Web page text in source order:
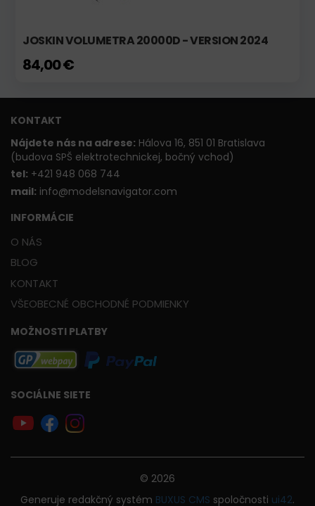
JOSKIN VOLUMETRA 20000D - VERSION 2024
84,00 €
KONTAKT
Nájdete nás na adrese: Hálova 16, 851 01 Bratislava
(budova SPŠ elektrotechnickej, bočný vchod)
tel: +421 948 068 744
mail: info@modelsnavigator.com
INFORMÁCIE
O NÁS
BLOG
KONTAKT
VŠEOBECNÉ OBCHODNÉ PODMIENKY
MOŽNOSTI PLATBY
SOCIÁLNE SIETE
© 2026
Generuje redakčný systém BUXUS CMS spoločnosti ui42.